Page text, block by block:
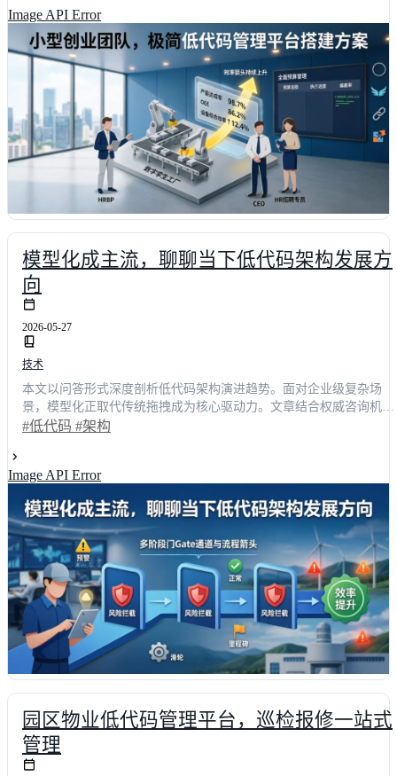
极低成本实现数字化敏捷转型。
Image API Error
模型化成主流，聊聊当下低代码架构发展方
向
2026-05-27
技术
本文以问答形式深度剖析低代码架构演进趋势。面对企业级复杂场
景，模型化正取代传统拖拽成为核心驱动力。文章结合权威咨询机构
调研数据，详解模型驱动架构对数据协同、扩展能力及研发效能的提
#低代码 #架构
Image API Error
园区物业低代码管理平台，巡检报修一站式
管理